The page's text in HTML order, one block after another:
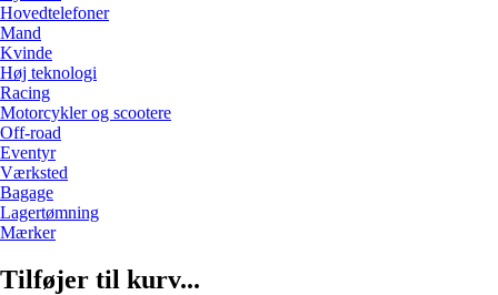
Hovedtelefoner
Mand
Kvinde
Høj teknologi
Racing
Motorcykler og scootere
Off-road
Eventyr
Værksted
Bagage
Lagertømning
Mærker
Tilføjer til kurv...